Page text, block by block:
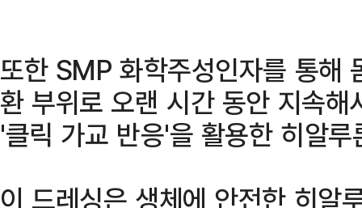
또한 SMP 화학주성인자를 통해
환 부위로 오랜 시간 동안 지속
'클릭 가교 반응'을 활용한 히알
이 드레싱은 생체에 안전한 히알